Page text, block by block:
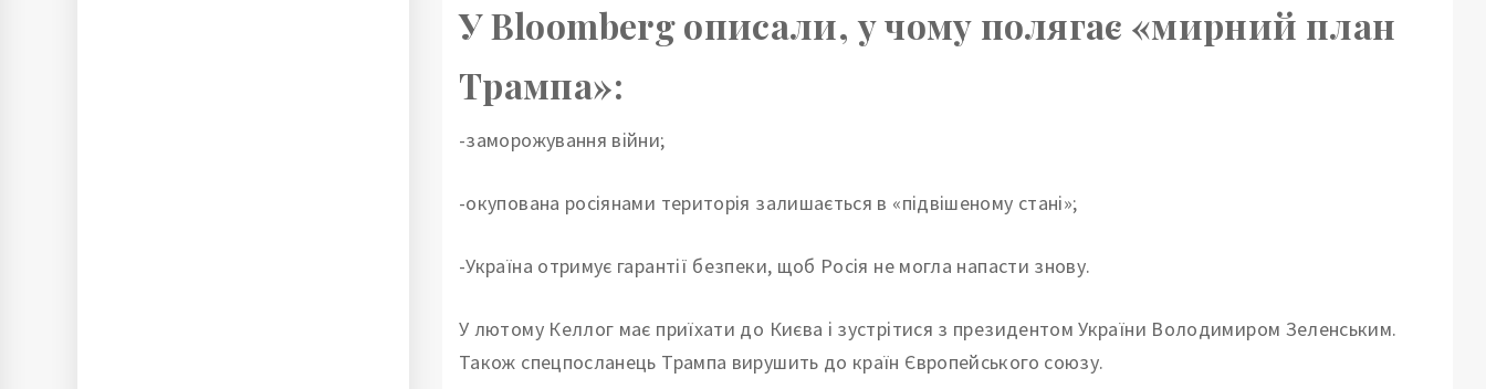
У Bloomberg описали, у чому полягає «мирний план
Трампа»:
-заморожування війни;
-окупована росіянами територія залишається в «підвішеному стані»;
-Україна отримує гарантії безпеки, щоб Росія не могла напасти знову.
У лютому Келлог має приїхати до Києва і зустрітися з президентом України Володимиром Зеленським.
Також спецпосланець Трампа вирушить до країн Європейського союзу.